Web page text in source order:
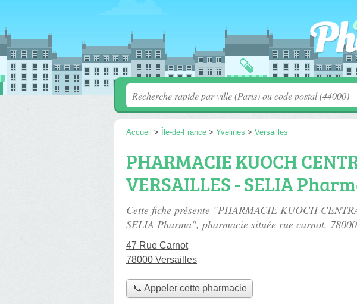
Accueil > Île-de-France > Yvelines > Versailles
PHARMACIE KUOCH
VERSAILLES - SELIA
Cette fiche présente "PHARMACIE KUOCH
SELIA Pharma", pharmacie située rue carnot,
47 Rue Carnot
78000 Versailles
📞 Appeler cette pharmacie